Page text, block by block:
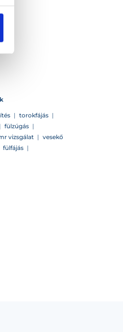
| torokfájás |
| fülzúgás |
vizsgálat | vesekő
fülfájás |